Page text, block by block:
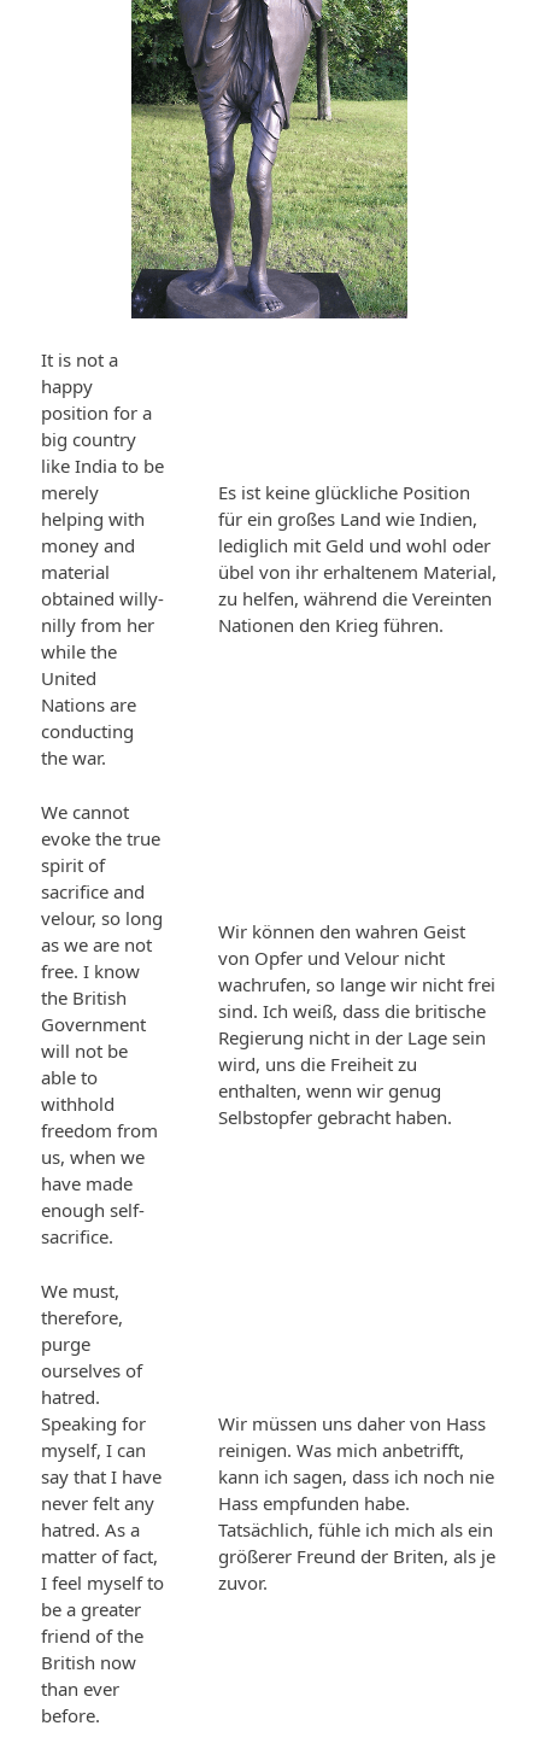
It is not a
happy
position for a
big country
like India to be
merely
helping with
money and
material
obtained willy-
nilly from her
while the
United
Nations are
conducting
the war.
Es ist keine glückliche Position
für ein großes Land wie Indien,
lediglich mit Geld und wohl oder
übel von ihr erhaltenem Material,
zu helfen, während die Vereinten
Nationen den Krieg führen.
We cannot
evoke the true
spirit of
sacrifice and
velour, so long
as we are not
free. I know
the British
Government
will not be
able to
withhold
freedom from
us, when we
have made
enough self-
sacrifice.
Wir können den wahren Geist
von Opfer und Velour nicht
wachrufen, so lange wir nicht frei
sind. Ich weiß, dass die britische
Regierung nicht in der Lage sein
wird, uns die Freiheit zu
enthalten, wenn wir genug
Selbstopfer gebracht haben.
We must,
therefore,
purge
ourselves of
hatred.
Speaking for
myself, I can
say that I have
never felt any
hatred. As a
matter of fact,
I feel myself to
be a greater
friend of the
British now
than ever
before.
Wir müssen uns daher von Hass
reinigen. Was mich anbetrifft,
kann ich sagen, dass ich noch nie
Hass empfunden habe.
Tatsächlich, fühle ich mich als ein
größerer Freund der Briten, als je
zuvor.